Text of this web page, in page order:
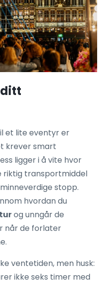
et lite eventyr er
krever smart
ligger i å vite hvor
riktig transportmiddel
stopp.
hvordan du
og unngår de
når de forlater
ventetiden, men husk:
ikke seks timer med